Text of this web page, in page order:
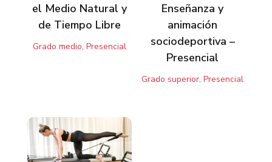
el Medio Natural y
de Tiempo Libre
Grado medio, Presencial
Enseñanza y
animación
sociodeportiva –
Presencial
Grado superior, Presencial